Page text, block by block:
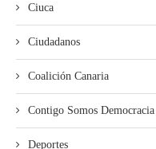
Ciuca
Ciudadanos
Coalición Canaria
Contigo Somos Democracia
Deportes